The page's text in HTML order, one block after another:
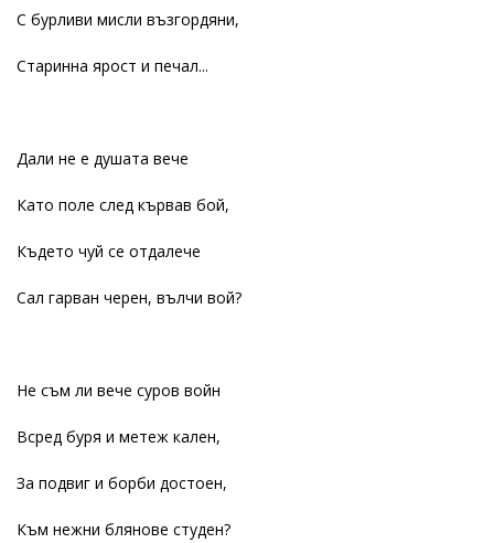
С бурливи мисли възгордяни,
Старинна ярост и печал...
Дали не е душата вече
Като поле след кървав бой,
Където чуй се отдалече
Сал гарван черен, вълчи вой?
Не съм ли вече суров войн
Всред буря и метеж кален,
За подвиг и борби достоен,
Към нежни блянове студен?